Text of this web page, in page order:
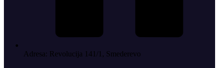
Adresa: Revolucija 141/1, Smederevo